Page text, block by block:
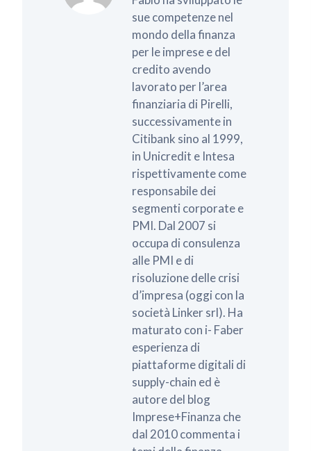
sue competenze nel
mondo della finanza
per le imprese e del
credito avendo
lavorato per l’area
finanziaria di Pirelli,
successivamente in
Citibank sino al 1999,
in Unicredit e Intesa
rispettivamente come
responsabile dei
segmenti corporate e
PMI. Dal 2007 si
occupa di consulenza
alle PMI e di
risoluzione delle crisi
d’impresa (oggi con la
società Linker srl). Ha
maturato con i- Faber
esperienza di
piattaforme digitali di
supply-chain ed è
autore del blog
Imprese+Finanza che
dal 2010 commenta i